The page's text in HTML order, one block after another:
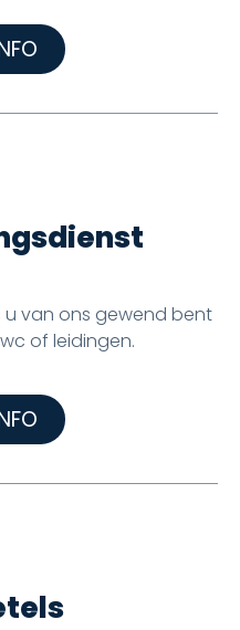
u van ons gewend bent
of leidingen.